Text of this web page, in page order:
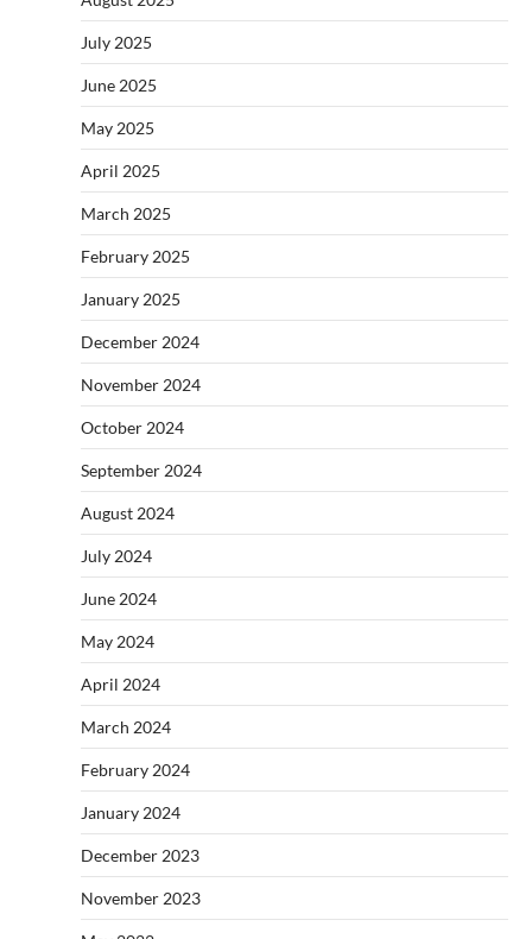
July 2025
June 2025
May 2025
April 2025
March 2025
February 2025
January 2025
December 2024
November 2024
October 2024
September 2024
August 2024
July 2024
June 2024
May 2024
April 2024
March 2024
February 2024
January 2024
December 2023
November 2023